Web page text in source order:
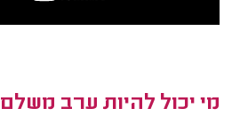
מי יכול להיות ערב משלם